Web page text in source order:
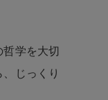
学を大切
じっくり